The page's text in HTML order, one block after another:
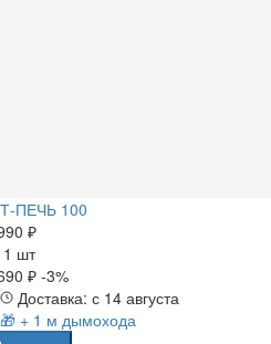
Т-ПЕЧЬ 100
₽
1 шт
₽ -3%
Доставка: с 14 августа
🎁 + 1 м дымохода